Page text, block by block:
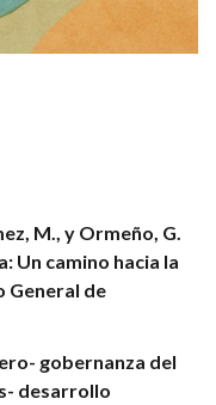
M., y Ormeño, G.
Un camino hacia la
General de
gobernanza del
desarrollo